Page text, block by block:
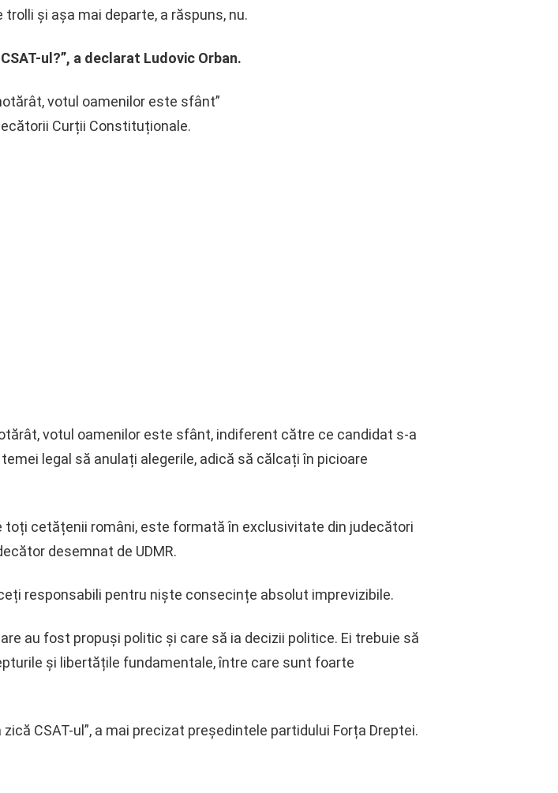
și așa mai departe, a răspuns, nu.
ul?”, a declarat Ludovic Orban.
votul oamenilor este sfânt”
Curții Constituționale.
votul oamenilor este sfânt, indiferent către ce candidat s-a
legal să anulați alegerile, adică să călcați în picioare
cetățenii români, este formată în exclusivitate din judecători
desemnat de UDMR.
responsabili pentru niște consecințe absolut imprevizibile.
au fost propuși politic și care să ia decizii politice. Ei trebuie să
și libertățile fundamentale, între care sunt foarte
CSAT-ul”, a mai precizat președintele partidului Forța Dreptei.